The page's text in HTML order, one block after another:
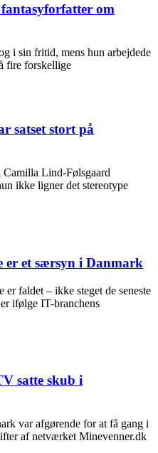
om
i sin fritid, mens hun arbejdede
fire forskellige
satset stort på
Lind-Følsgaard
ikke ligner det stereotype
et særsyn i Danmark
faldet – ikke steget de seneste
ifølge IT-branchens
satte skub i
var afgørende for at få gang i
af netværket Minevenner.dk